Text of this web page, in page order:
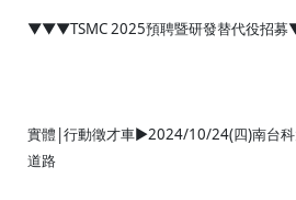
▼▼▼TSMC 2025預聘暨研發替代役招
實體|行動徵才車►2024/10/24(四)南台科
道路